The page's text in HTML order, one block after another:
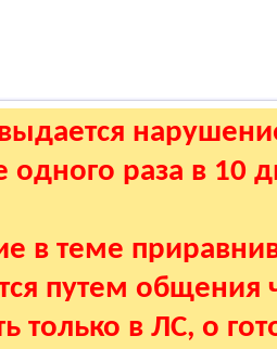
раза в 10
в теме
путем
только в ЛС, о